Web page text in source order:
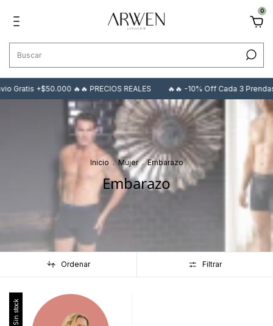
0
Gratis +$50.000 🔥🔥 PRECIOS REALES 🔥🔥 -10% Off Cada 3
Inicio . Mujer . Embarazo
Embarazo
Ordenar Filtrar
Sin stock